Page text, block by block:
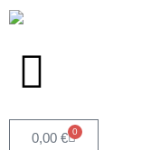
0,00 € 0